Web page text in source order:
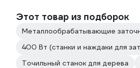
Этот товар из подборок
Металлообрабатывающие
400 Вт (станки и наждаки для
Точильный станок для дерева